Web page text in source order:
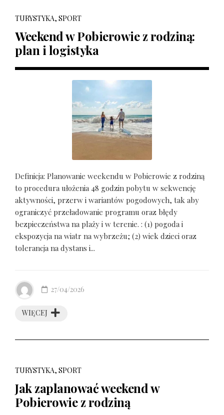
TURYSTYKA, SPORT
Weekend w Pobierowie z rodziną:
plan i logistyka
Definicja: Planowanie weekendu w Pobierowie z rodziną
to procedura ułożenia 48 godzin pobytu w sekwencję
aktywności, przerw i wariantów pogodowych, tak aby
ograniczyć przeładowanie programu oraz błędy
bezpieczeństwa na plaży i w terenie. : (1) pogoda i
ekspozycja na wiatr na wybrzeżu; (2) wiek dzieci oraz
tolerancja na dystans i...
WIĘCEJ
27/04/2026
TURYSTYKA, SPORT
Jak zaplanować weekend w
Pobierowie z rodziną